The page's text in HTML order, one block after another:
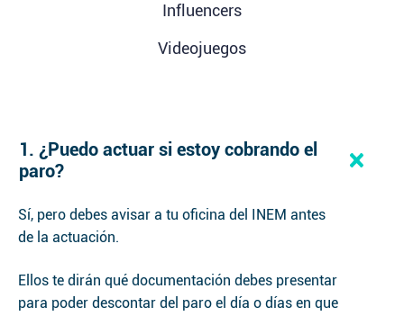
Influencers
Videojuegos
1. ¿Puedo actuar si estoy cobrando el
paro?
Sí, pero debes avisar a tu oficina del INEM antes
de la actuación.
Ellos te dirán qué documentación debes presentar
para poder descontar del paro el día o días en que